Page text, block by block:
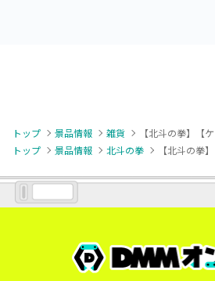
トップ 景品情報 雑貨
トップ
景品情報 北斗の拳